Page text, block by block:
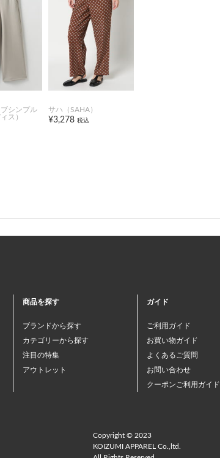
シンプル
ス）
サハ（SAHA）
¥3,278 税込
商品を探す
ブランドから探す
カテゴリーから探す
注目の特集
アウトレット
ガイド
ご利用ガイド
お買い物ガイド
よくあるご質問
お問い合わせ
クーポンご利用ガイド
Copyright © 2023
KOIZUMI APPAREL Co.,ltd.